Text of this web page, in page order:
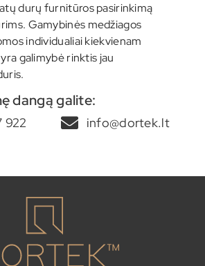
durų furnitūros pasirinkimą
Gamybinės medžiagos
individualiai kiekvienam
galimybė rinktis jau
dangą galite:
922 info@dortek.lt